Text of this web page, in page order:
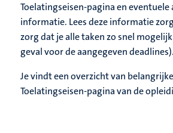
Toelatingseisen-pagina en
informatie. Lees deze informatie
zorg dat je alle taken zo snel
geval voor de aangegeven deadlines).
Je vindt een overzicht van
Toelatingseisen-pagina van de